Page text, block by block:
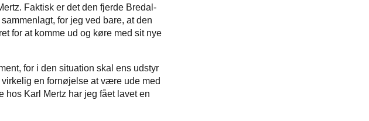
Faktisk er det den fjerde Bredal-
for jeg ved bare, at den
for at komme ud og køre med sit nye
for i den situation skal ens udstyr
en fornøjelse at være ude med
hos Karl Mertz har jeg fået lavet en